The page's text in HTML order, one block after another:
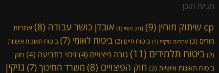
תגיות תוכן
cp שיתוק מוחין (9) [נזק מוחי (1) אובדן כושר עבודה (8)
אחריות
מורים (3) אחריות נזיקית (1) ביטוח חיים (2) ביטוח לאומי (7)
ביטוח תאונות אישיות
(2)
ביטוח תלמידים (11) גובה פיצויים (4) זיכוי בתביעה (4)
חוק
ביטוח תאונות אישיות (3) חוק הפיצויים (8) משרד החינוך (7)
נזיקין